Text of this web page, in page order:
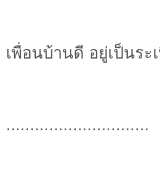
เพื่อนบ้านดี อยู่เป็นระ
..............................